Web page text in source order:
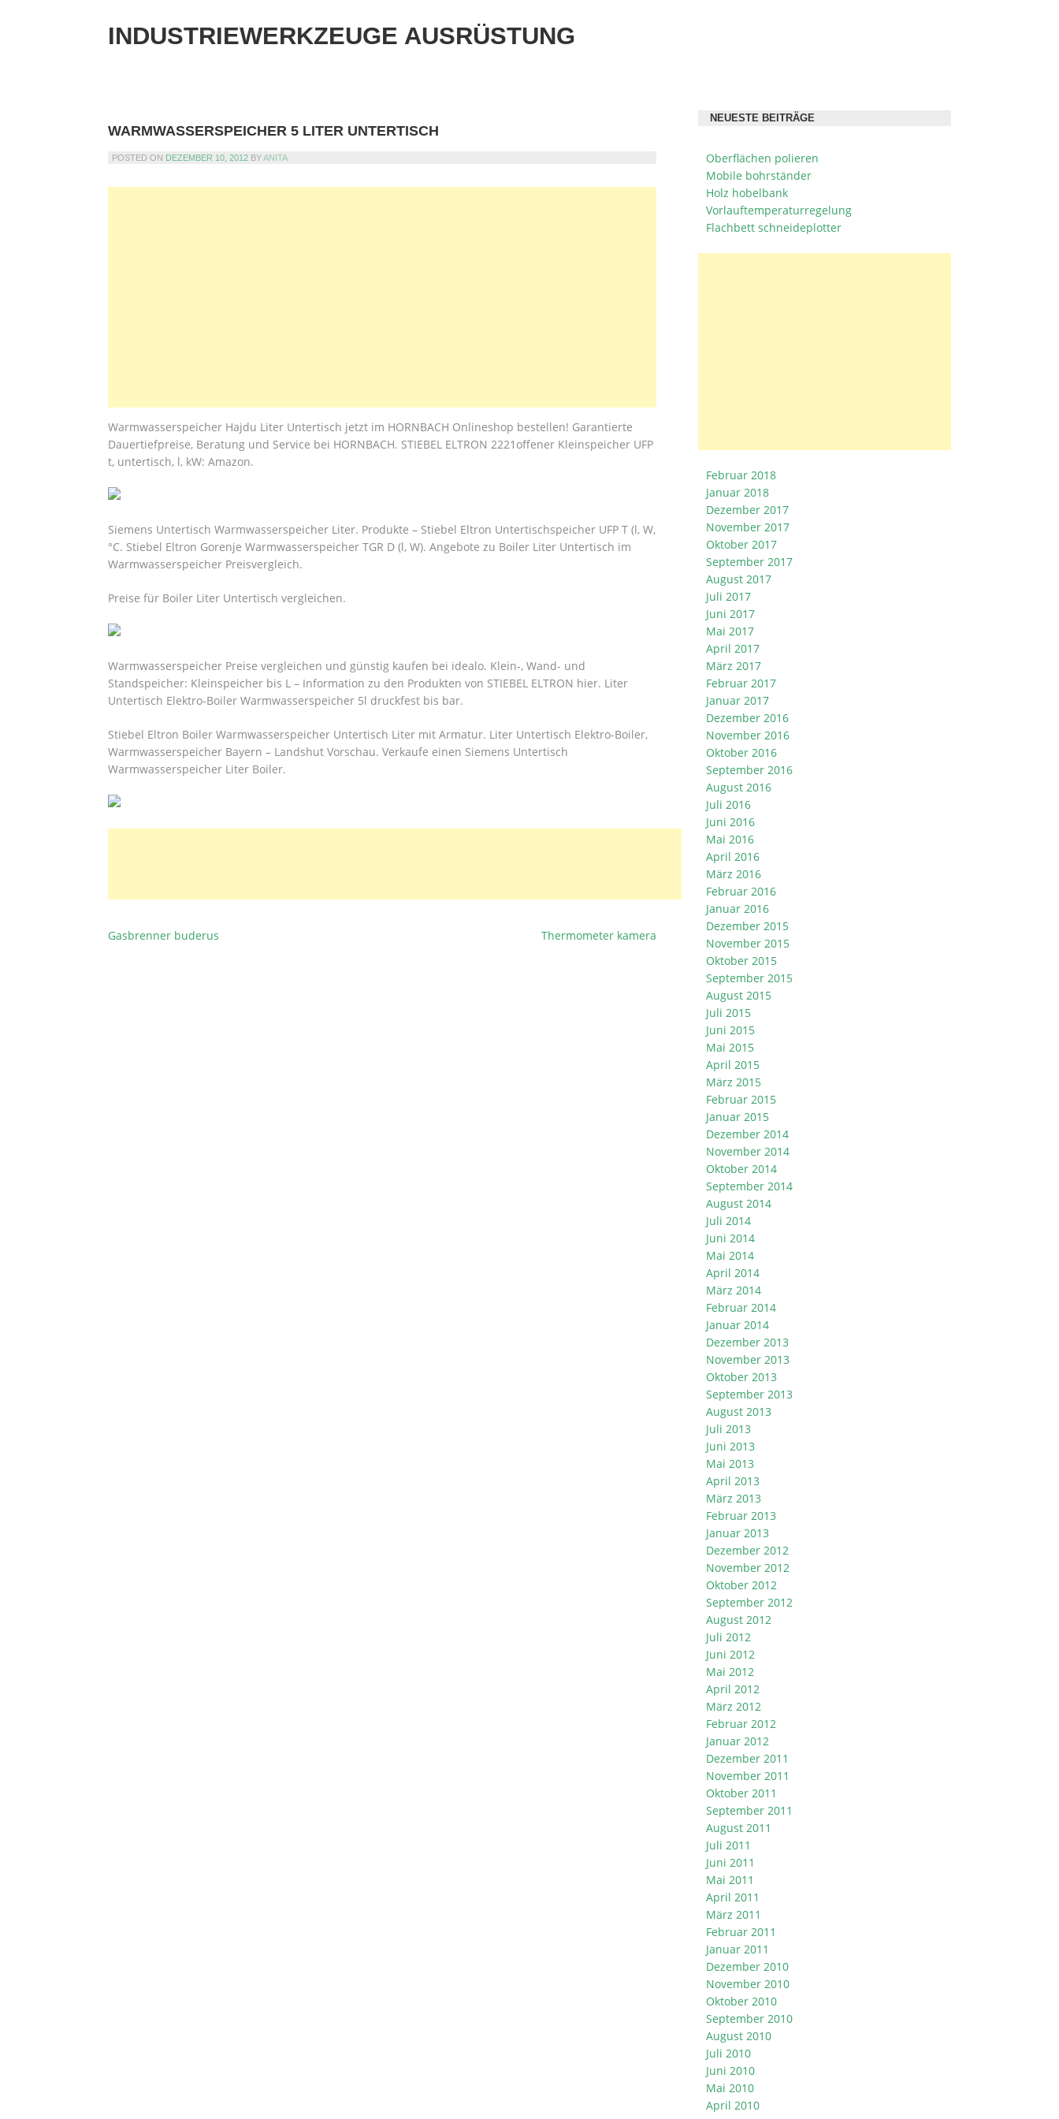
INDUSTRIEWERKZEUGE AUSRÜSTUNG
WARMWASSERSPEICHER 5 LITER UNTERTISCH
POSTED ON DEZEMBER 10, 2012 BYANITA
Warmwasserspeicher Hajdu Liter Untertisch jetzt im HORNBACH Onlineshop bestellen! Garantierte
Dauertiefpreise, Beratung und Service bei HORNBACH. STIEBEL ELTRON 2221offener Kleinspeicher UFP
t, untertisch, l, kW: Amazon.
Siemens Untertisch Warmwasserspeicher Liter. Produkte – Stiebel Eltron Untertischspeicher UFP T (l, W,
°C. Stiebel Eltron Gorenje Warmwasserspeicher TGR D (l, W). Angebote zu Boiler Liter Untertisch im
Warmwasserspeicher Preisvergleich.
Preise für Boiler Liter Untertisch vergleichen.
Warmwasserspeicher Preise vergleichen und günstig kaufen bei idealo. Klein-, Wand- und
Standspeicher: Kleinspeicher bis L – Information zu den Produkten von STIEBEL ELTRON hier. Liter
Untertisch Elektro-Boiler Warmwasserspeicher 5l druckfest bis bar.
Stiebel Eltron Boiler Warmwasserspeicher Untertisch Liter mit Armatur. Liter Untertisch Elektro-Boiler,
Warmwasserspeicher Bayern – Landshut Vorschau. Verkaufe einen Siemens Untertisch
Warmwasserspeicher Liter Boiler.
BEITRAGSNAVIGATION
Gasbrenner buderus Thermometer kamera
NEUESTE BEITRÄGE
Oberflächen polieren
Mobile bohrständer
Holz hobelbank
Vorlauftemperaturregelung
Flachbett schneideplotter
Februar 2018
Januar 2018
Dezember 2017
November 2017
Oktober 2017
September 2017
August 2017
Juli 2017
Juni 2017
Mai 2017
April 2017
März 2017
Februar 2017
Januar 2017
Dezember 2016
November 2016
Oktober 2016
September 2016
August 2016
Juli 2016
Juni 2016
Mai 2016
April 2016
März 2016
Februar 2016
Januar 2016
Dezember 2015
November 2015
Oktober 2015
September 2015
August 2015
Juli 2015
Juni 2015
Mai 2015
April 2015
März 2015
Februar 2015
Januar 2015
Dezember 2014
November 2014
Oktober 2014
September 2014
August 2014
Juli 2014
Juni 2014
Mai 2014
April 2014
März 2014
Februar 2014
Januar 2014
Dezember 2013
November 2013
Oktober 2013
September 2013
August 2013
Juli 2013
Juni 2013
Mai 2013
April 2013
März 2013
Februar 2013
Januar 2013
Dezember 2012
November 2012
Oktober 2012
September 2012
August 2012
Juli 2012
Juni 2012
Mai 2012
April 2012
März 2012
Februar 2012
Januar 2012
Dezember 2011
November 2011
Oktober 2011
September 2011
August 2011
Juli 2011
Juni 2011
Mai 2011
April 2011
März 2011
Februar 2011
Januar 2011
Dezember 2010
November 2010
Oktober 2010
September 2010
August 2010
Juli 2010
Juni 2010
Mai 2010
April 2010